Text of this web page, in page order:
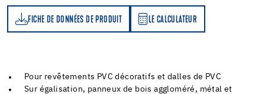
FICHE DE DONNÉES DE PRODUIT LE CALCULATEUR
LE CALCULATEUR
Pour revêtements PVC décoratifs et dalles de PVC
Sur égalisation, panneux de bois aggloméré, métal et